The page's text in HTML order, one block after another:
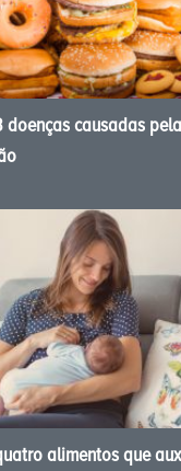
doenças causadas
alimentos que